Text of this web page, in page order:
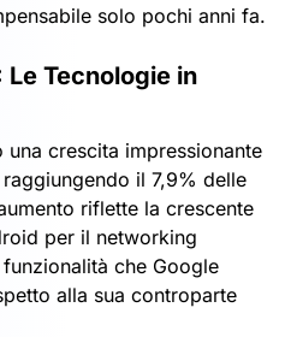
solo pochi anni fa.
Le Tecnologie in
crescita impressionante
il 7,9% delle
riflette la crescente
per il networking
che Google
alla sua controparte